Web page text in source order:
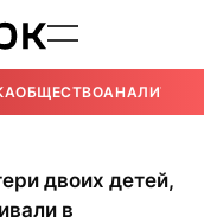
ОБЩЕСТВОАНАЛИТИКА
двоих детей,
в